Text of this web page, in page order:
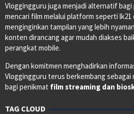
Vloggingguru juga menjadi alternatif
mencari film melalui platform seperti lk21
menginginkan tampilan yang lebih
konten dirancang agar mudah diakses
perangkat mobile.
Dengan komitmen menghadirkan
Vloggingguru terus berkembang
bagi penikmat film streaming dan
TAG CLOUD